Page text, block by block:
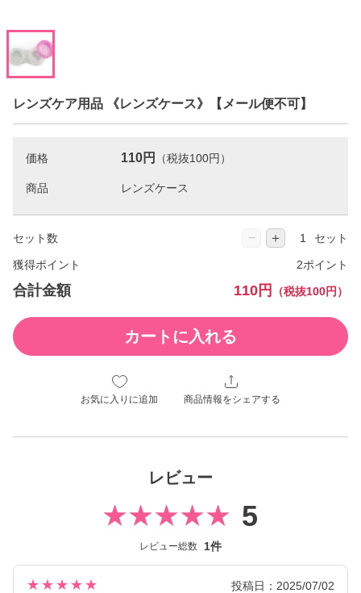
レンズケア用品 《レンズケース》【メール便不可】
価格 110円 （税抜100円）
商品
セット数 − ＋ セット
獲得ポイント 2ポイント
合計金額 110円 （税抜100円）
カートに入れる
お気に入りに追加 商品情報をシェアする
レビュー
5
レビュー総数 1件
★★★★★ 投稿日：2025/07/02